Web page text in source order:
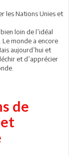
les Nations Unies et
loin de l’idéal
Le monde a encore
aujourd’hui et
et d’apprécier
de